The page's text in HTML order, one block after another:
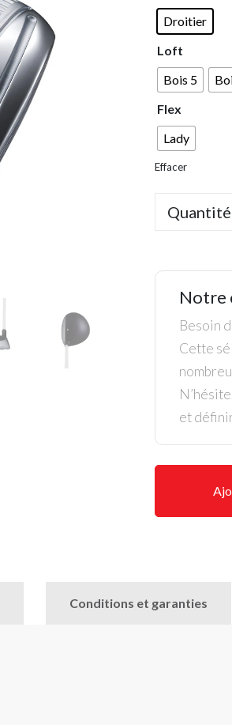
Droitier
Loft
Bois 5
Flex
Lady
Effacer
Quantité
Notre
Besoin
Cette
et
Conditions et garanties